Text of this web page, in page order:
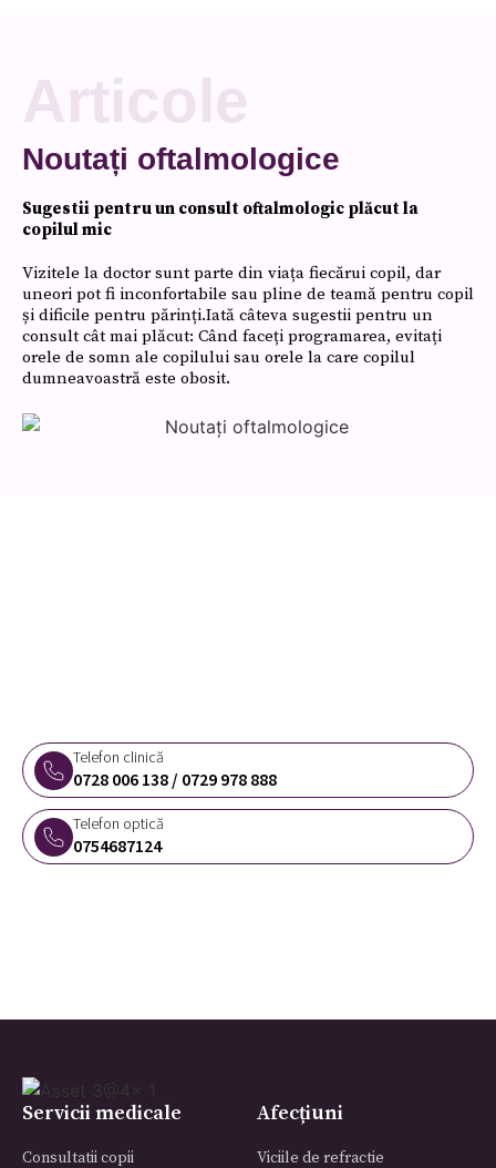
Articole
Noutați oftalmologice
Sugestii pentru un consult oftalmologic plăcut la
copilul mic
Vizitele la doctor sunt parte din viața fiecărui copil, dar
uneori pot fi inconfortabile sau pline de teamă pentru copil
și dificile pentru părinți.Iată câteva sugestii pentru un
consult cât mai plăcut: Când faceți programarea, evitați
orele de somn ale copilului sau orele la care copilul
dumneavoastră este obosit.
Telefon clinică
0728 006 138 / 0729 978 888
Telefon optică
0754687124
Servicii medicale
Consultatii copii
Afecțiuni
Viciile de refractie